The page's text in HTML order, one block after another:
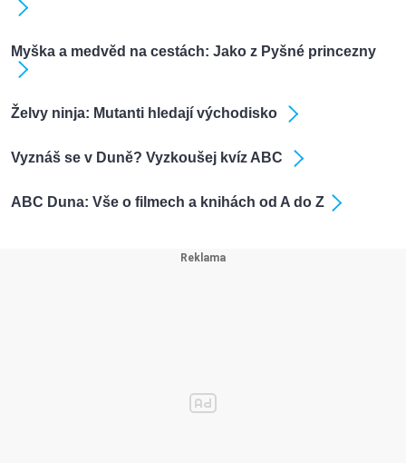
Myška a medvěd na cestách: Jako z Pyšné princezny
Želvy ninja: Mutanti hledají východisko
Vyznáš se v Duně? Vyzkoušej kvíz ABC
ABC Duna: Vše o filmech a knihách od A do Z